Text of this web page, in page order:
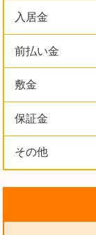
入居金
前払い金
敷金
保証金
その他